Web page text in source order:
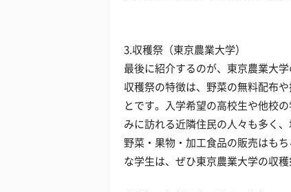
3.収穫祭（東京農業大学）
最後に紹介するのが、東京農業大学
収穫祭の特徴は、野菜の無料配布
とです。入学希望の高校生や他校
みに訪れる近隣住民の人々も多く
野菜・果物・加工食品の販売はも
な学生は、ぜひ東京農業大学の収